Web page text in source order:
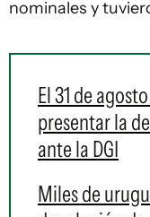
nominales y
El 31 de
presentar la
ante la DGI
Miles de